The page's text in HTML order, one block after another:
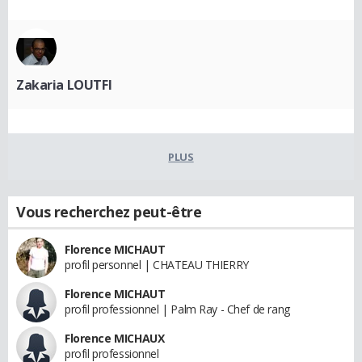
Zakaria LOUTFI
PLUS
Vous recherchez peut-être
Florence MICHAUT
profil personnel | CHATEAU THIERRY
Florence MICHAUT
profil professionnel | Palm Ray - Chef de rang
Florence MICHAUX
profil professionnel